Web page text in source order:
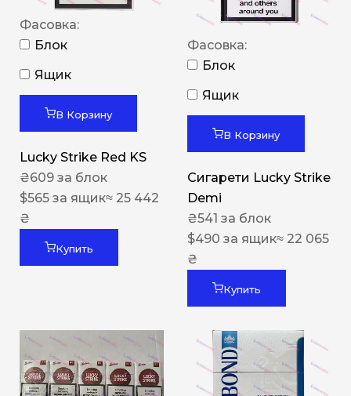
Фасовка:
Блок
Ящик
В Корзину
Lucky Strike Red KS
₴609 за блок
$565 за ящик≈ 25 442
₴
Купить
Фасовка:
Блок
Ящик
В Корзину
Сигарети Lucky Strike
Demi
₴541 за блок
$490 за ящик≈ 22 065
₴
Купить